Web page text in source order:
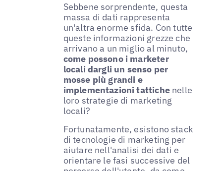
Sebbene sorprendente, questa
massa di dati rappresenta
un'altra enorme sfida. Con tutte
queste informazioni grezze che
arrivano a un miglio al minuto,
come possono i marketer
locali dargli un senso per
mosse più grandi e
implementazioni tattichenelle
loro strategie di marketing
locali?
Fortunatamente, esistono stack
di tecnologie di marketing per
aiutare nell'analisi dei dati e
orientare le fasi successive del